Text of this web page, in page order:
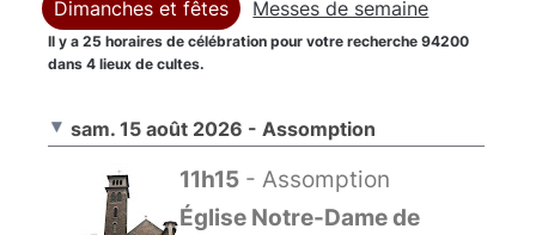
Dimanches et fêtes Messes de semaine
Il y a 25 horaires de célébration pour votre recherche94200
dans4 lieux de cultes.
sam. 15 août 2026 - Assomption
11h15 - Assomption
Église Notre-Dame de